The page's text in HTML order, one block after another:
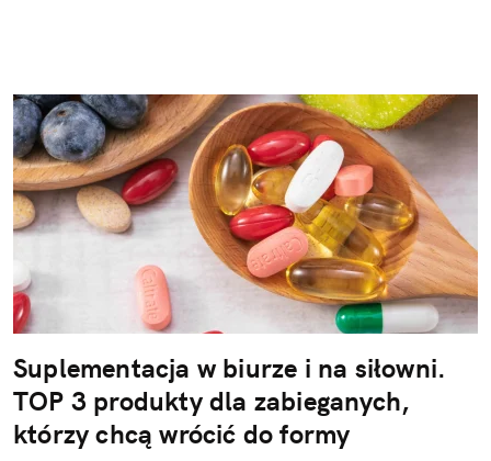
Suplementacja w biurze i na siłowni.
TOP 3 produkty dla zabieganych,
którzy chcą wrócić do formy